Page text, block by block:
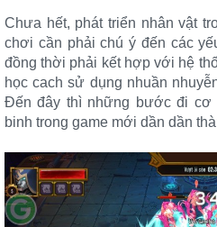
Chưa hết, phát triển nhân vật
chơi cần phải chú ý đến các
đồng thời phải kết hợp với hệ
học cach sử dụng nhuần
Đến đây thì những bước đi cơ
binh trong game mới dần dần